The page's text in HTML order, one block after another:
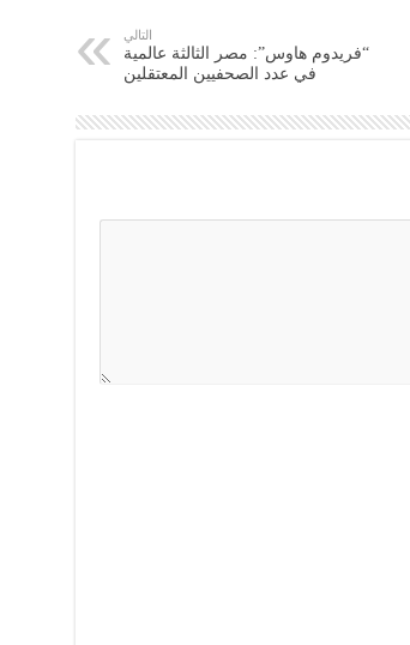
التالي
“فريدوم هاوس”: مصر الثالثة عالمية
في عدد الصحفيين المعتقلين